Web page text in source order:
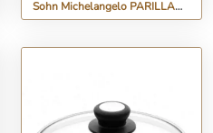
Sohn Michelangelo PARILLA
serpenyőkhöz szervírozó f...